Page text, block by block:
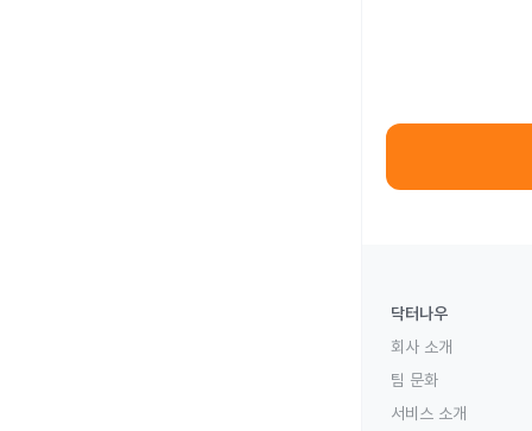
닥터나우
회사 소개
팀 문화
서비스 소개